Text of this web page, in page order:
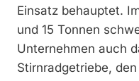
Einsatz behauptet.
und 15 Tonnen
Unternehmen auch
Stirnradgetriebe,